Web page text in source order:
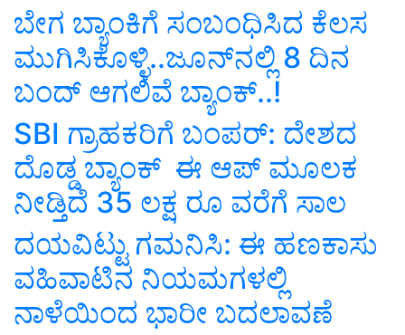
ಬೇಗ ಬ್ಯಾಂಕಿಗೆ ಸಂಬಂಧಿಸಿದ ಕೆಲಸ
ಮುಗಿಸಿಕೊಳ್ಳಿ..ಜೂನ್‌ನಲ್ಲಿ 8 ದಿನ
ಬಂದ್‌ ಆಗಲಿವೆ ಬ್ಯಾಂಕ್‌..!
SBI ಗ್ರಾಹಕರಿಗೆ ಬಂಪರ್‌: ದೇಶದ
ದೊಡ್ಡ ಬ್ಯಾಂಕ್‌ ಈ ಆಪ್‌ ಮೂಲಕ
ನೀಡ್ತಿದೆ 35 ಲಕ್ಷ ರೂ ವರೆಗೆ ಸಾಲ
ದಯವಿಟ್ಟು ಗಮನಿಸಿ: ಈ ಹಣಕಾಸು
ವಹಿವಾಟಿನ ನಿಯಮಗಳಲ್ಲಿ
ನಾಳೆಯಿಂದ ಭಾರೀ ಬದಲಾವಣೆ